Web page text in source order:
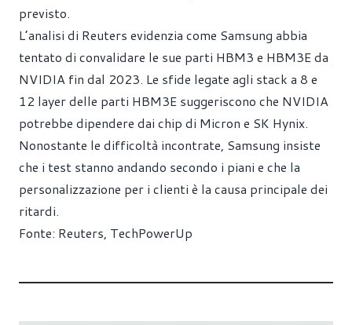
previsto.
L’analisi di Reuters evidenzia come Samsung abbia
tentato di convalidare le sue parti HBM3 e HBM3E da
NVIDIA fin dal 2023. Le sfide legate agli stack a 8 e
12 layer delle parti HBM3E suggeriscono che NVIDIA
potrebbe dipendere dai chip di Micron e SK Hynix.
Nonostante le difficoltà incontrate, Samsung insiste
che i test stanno andando secondo i piani e che la
personalizzazione per i clienti è la causa principale dei
ritardi.
Fonte: Reuters, TechPowerUp